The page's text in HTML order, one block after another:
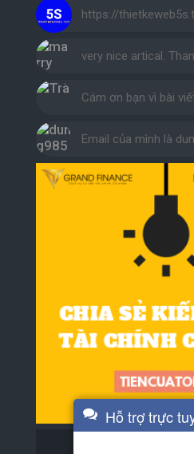
https://
very nice artical.
Cám ơn bạn vì bài
Email của mình là
Hỗ trợ trực